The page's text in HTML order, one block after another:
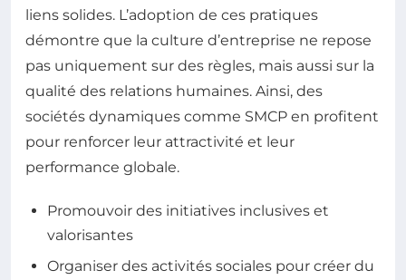
liens solides. L’adoption de ces pratiques
démontre que la culture d’entreprise ne repose
pas uniquement sur des règles, mais aussi sur la
qualité des relations humaines. Ainsi, des
sociétés dynamiques comme SMCP en profitent
pour renforcer leur attractivité et leur
performance globale.
Promouvoir des initiatives inclusives et
valorisantes
Organiser des activités sociales pour créer du